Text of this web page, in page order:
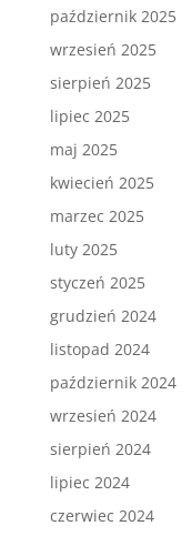
październik 2025
wrzesień 2025
sierpień 2025
lipiec 2025
maj 2025
kwiecień 2025
marzec 2025
luty 2025
styczeń 2025
grudzień 2024
listopad 2024
październik 2024
wrzesień 2024
sierpień 2024
lipiec 2024
czerwiec 2024